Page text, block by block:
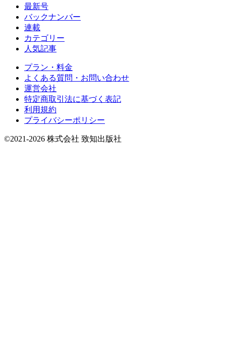
最新号
バックナンバー
連載
カテゴリー
人気記事
プラン・料金
よくある質問・お問い合わせ
運営会社
特定商取引法に基づく表記
利用規約
プライバシーポリシー
©2021-2026 株式会社 致知出版社